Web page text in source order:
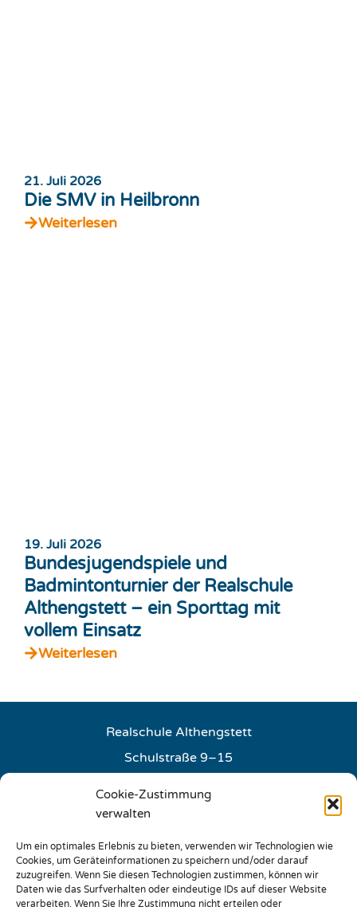
Cookie-Zustimmung
verwalten
Um ein optimales Erlebnis zu bieten, verwenden wir Technologien wie
Cookies, um Geräteinformationen zu speichern und/oder darauf
zuzugreifen. Wenn Sie diesen Technologien zustimmen, können wir
Daten wie das Surfverhalten oder eindeutige IDs auf dieser Website
verarbeiten. Wenn Sie Ihre Zustimmung nicht erteilen oder
21. Juli 2026
Die SMV in Heilbronn
Weiterlesen
19. Juli 2026
Bundesjugendspiele und
Badmintonturnier der Realschule
Althengstett – ein Sporttag mit
vollem Einsatz
Weiterlesen
Realschule Althengstett
Schulstraße 9–15
E-Mail:info@rs-althengstett.de
Sie erreichen unser Sekretariat
Montag – Freitag: 07:30 – 12:00 Uhr
Montag + Mittwoch: 14:30 – 15:30 Uhr